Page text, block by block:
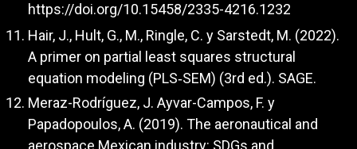
https://doi.org/10.15458/2335-4216.1232
Hair, J., Hult, G., M., Ringle, C. y Sarstedt, M. (2022).
A primer on partial least squares structural
equation modeling (PLS‑SEM) (3rd ed.). SAGE.
Meraz-Rodríguez, J. Ayvar-Campos, F. y
Papadopoulos, A. (2019). The aeronautical and
aerospace Mexican industry: SDGs and